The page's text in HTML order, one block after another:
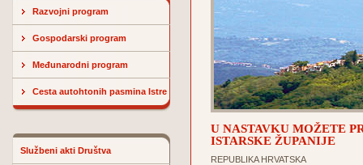
Razvojni program
Gospodarski program
Međunarodni program
Cesta autohtonih pasmina Istre
Službeni akti Društva
U NASTAVKU MOŽETE
ISTARSKE ŽUPANIJE
REPUBLIKA HRVATSKA